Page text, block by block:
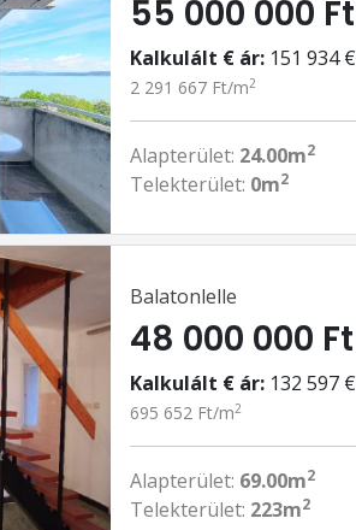
55 000 000 Ft
Kalkulált € ár: 151 934 €
2 291 667 Ft/m2
Alapterület: 24.00m2
Telekterület: 0m2
Balatonlelle
48 000 000 Ft
Kalkulált € ár: 132 597 €
695 652 Ft/m2
Alapterület: 69.00m2
Telekterület: 223m2